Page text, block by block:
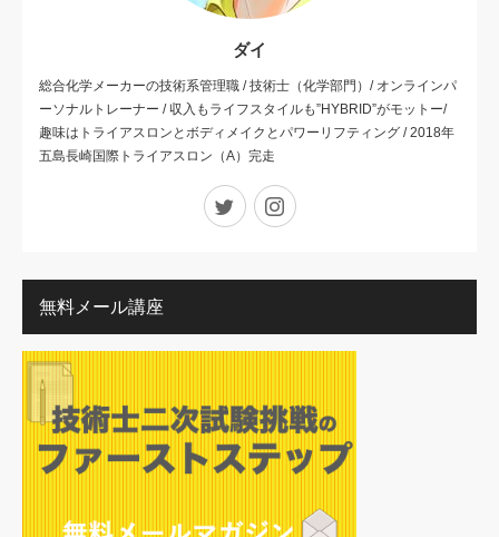
ダイ
総合化学メーカーの技術系管理職 / 技術士（化学部門）/ オンラインパ
ーソナルトレーナー / 収入もライフスタイルも”HYBRID”がモットー/
趣味はトライアスロンとボディメイクとパワーリフティング / 2018年
五島長崎国際トライアスロン（A）完走
Twitter Instagram
無料メール講座